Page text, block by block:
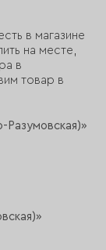
в магазине
на месте,
в
товар в
Разумовская)»